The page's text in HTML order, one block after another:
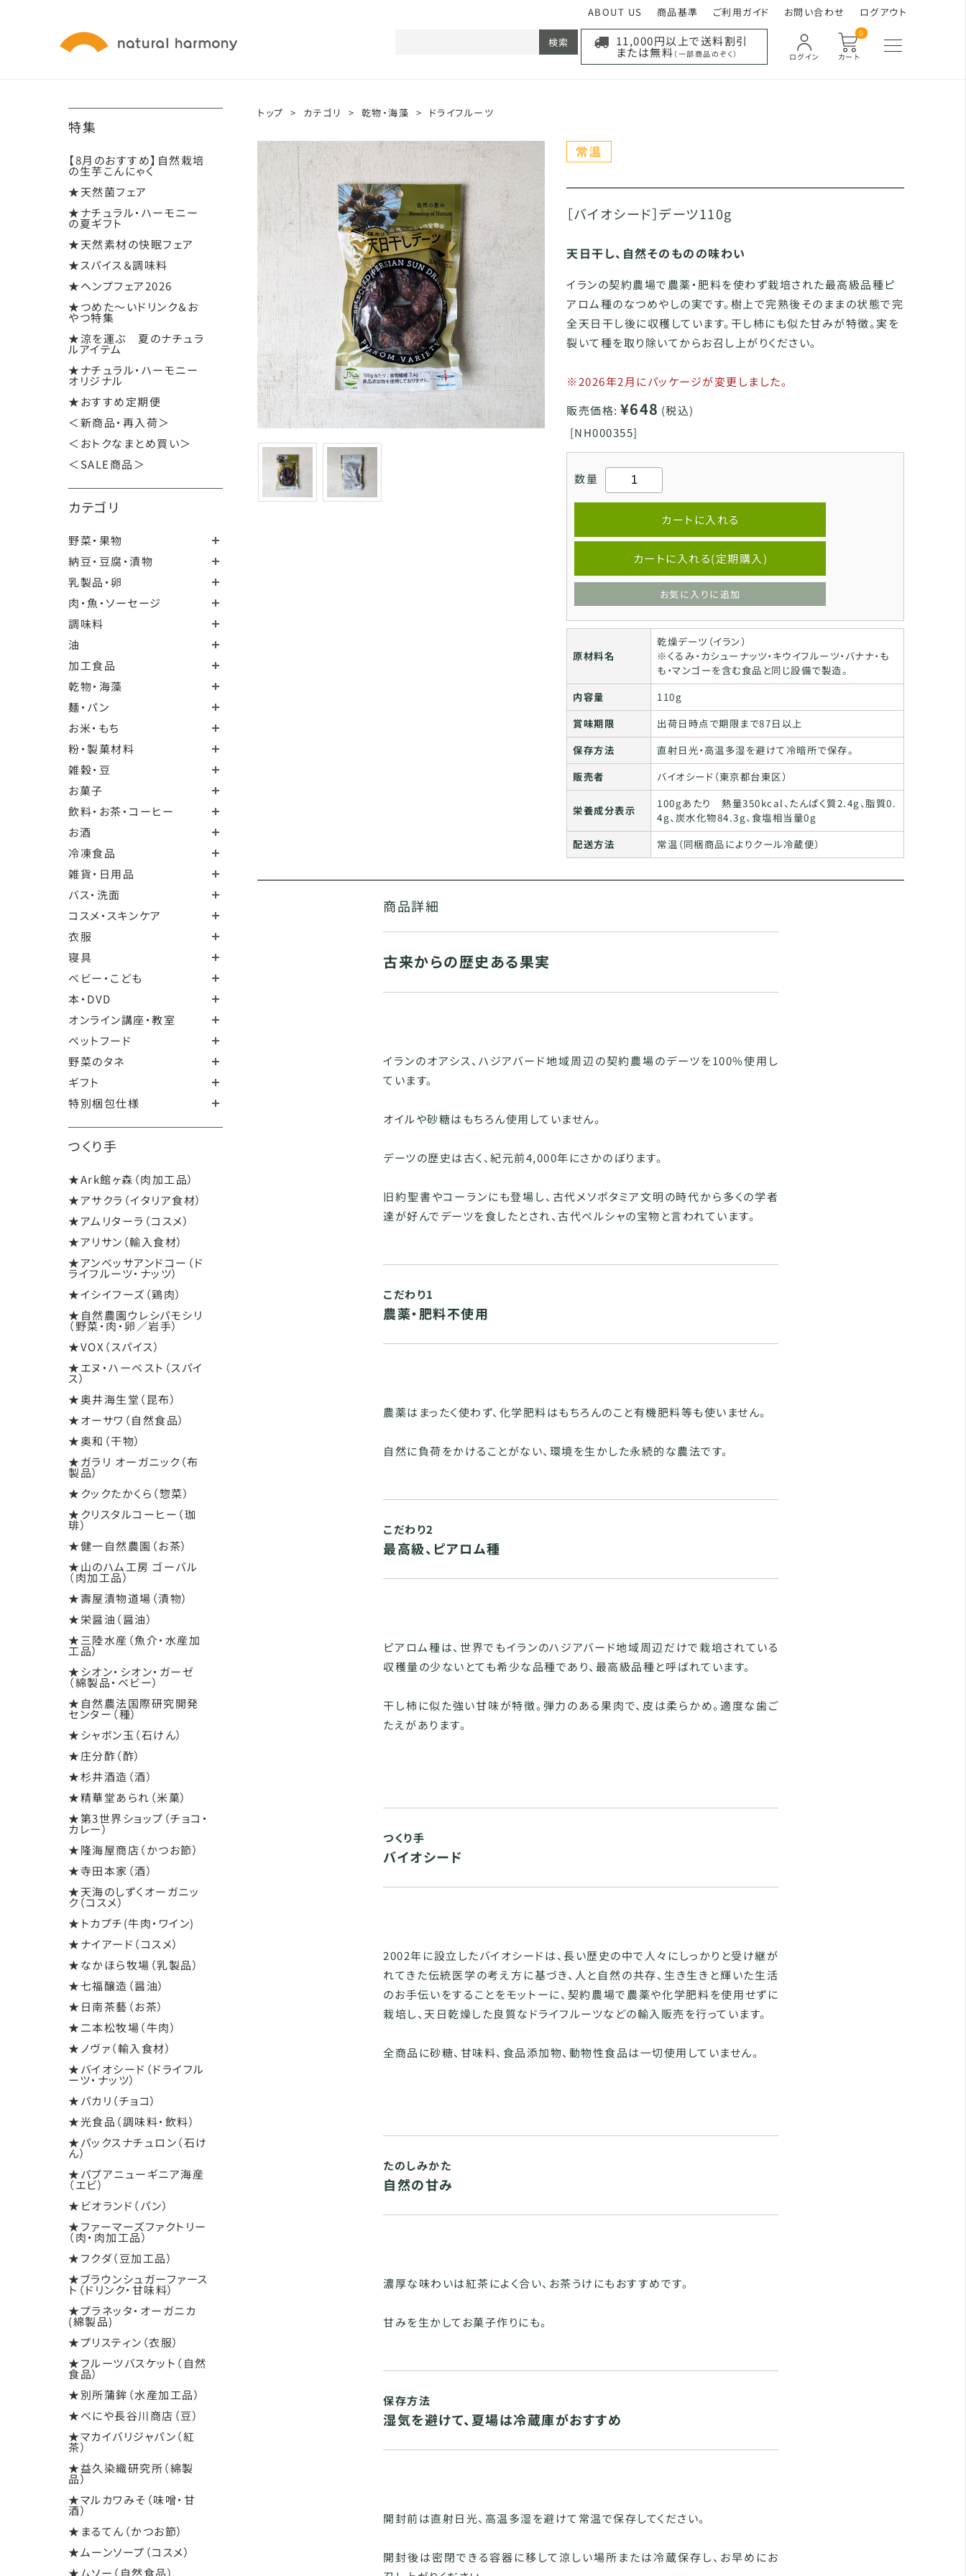
ABOUT US 商品基準 ご利用ガイド お問い合わせ ログアウト
カート
0
ログイン
11,000円以上で送料割引
または無料 （一部商品のぞく）
検索
特集
【8月のおすすめ】自然栽培
の生芋こんにゃく
★天然菌フェア
★ナチュラル・ハーモニー
の夏ギフト
★天然素材の快眠フェア
★スパイス＆調味料
★ヘンプフェア2026
★つめた～いドリンク＆お
やつ特集
★涼を運ぶ 夏のナチュラ
ルアイテム
★ナチュラル・ハーモニー
オリジナル
★おすすめ定期便
＜新商品・再入荷＞
＜おトクなまとめ買い＞
＜SALE商品＞
カテゴリ
野菜・果物
納豆・豆腐・漬物
乳製品・卵
肉・魚・ソーセージ
調味料
油
加工食品
乾物・海藻
麺・パン
お米・もち
粉・製菓材料
雑穀・豆
お菓子
飲料・お茶・コーヒー
お酒
冷凍食品
雑貨・日用品
バス・洗面
コスメ・スキンケア
衣服
寝具
ベビー・こども
本・DVD
オンライン講座・教室
ペットフード
野菜のタネ
ギフト
特別梱包仕様
つくり手
★Ark館ヶ森（肉加工品）
★アサクラ（イタリア食材）
★アムリターラ（コスメ）
★アリサン（輸入食材）
★アンベッサアンドコー（ド
ライフルーツ・ナッツ）
★イシイフーズ（鶏肉）
★自然農園ウレシパモシリ
（野菜・肉・卵／岩手）
★VOX（スパイス）
★エヌ・ハーベスト（スパイ
ス）
★奥井海生堂（昆布）
★オーサワ（自然食品）
★奥和（干物）
★ガラリ オーガニック（布
製品）
★クックたかくら（惣菜）
★クリスタルコーヒー（珈
琲）
★健一自然農園（お茶）
★山のハム工房 ゴーバル
（肉加工品）
★壽屋漬物道場（漬物）
★栄醤油（醤油）
★三陸水産（魚介・水産加
工品）
★シオン・シオン・ガーゼ
（綿製品・ベビー）
★自然農法国際研究開発
センター（種）
★シャボン玉（石けん）
★庄分酢（酢）
★杉井酒造（酒）
★精華堂あられ（米菓）
★第3世界ショップ（チョコ・
カレー）
★隆海屋商店（かつお節）
★寺田本家（酒）
★天海のしずくオーガニッ
ク（コスメ）
★トカプチ(牛肉・ワイン)
★ナイアード（コスメ）
★なかほら牧場（乳製品）
★七福醸造（醤油）
★日南茶藝（お茶）
★二本松牧場（牛肉）
★ノヴァ（輸入食材）
★バイオシード（ドライフル
ーツ・ナッツ）
★パカリ（チョコ）
★光食品（調味料・飲料）
★パックスナチュロン（石け
ん）
★パプアニューギニア海産
（エビ）
★ビオランド（パン）
★ファーマーズファクトリー
（肉・肉加工品）
★フクダ（豆加工品）
★ブラウンシュガーファース
ト（ドリンク・甘味料）
★プラネッタ・オーガニカ
(綿製品)
★プリスティン（衣服）
★フルーツバスケット（自然
食品）
★別所蒲鉾（水産加工品）
★べにや長谷川商店（豆）
★マカイバリジャパン（紅
茶）
★益久染織研究所（綿製
品）
★マルカワみそ（味噌・甘
酒）
★まるてん（かつお節）
★ムーンソープ（コスメ）
★ムソー（自然食品）
トップ > カテゴリ > 乾物・海藻 > ドライフルーツ
［バイオシード］デーツ110g
天日干し、自然そのものの味わい
イランの契約農場で農薬・肥料を使わず栽培された最高級品種ピ
アロム種のなつめやしの実です。樹上で完熟後そのままの状態で完
全天日干し後に収穫しています。干し柿にも似た甘みが特徴。実を
裂いて種を取り除いてからお召し上がりください。
※2026年2月にパッケージが変更しました。
販売価格: ¥648 (税込)
[NH000355]
数量
カートに入れる
カートに入れる(定期購入)
お気に入りに追加
原材料名
乾燥デーツ（イラン）
※くるみ・カシューナッツ・キウイフルーツ・バナナ・も
も・マンゴーを含む食品と同じ設備で製造。
内容量
110g
賞味期限
出荷日時点で期限まで87日以上
保存方法
直射日光・高温多湿を避けて冷暗所で保存。
販売者
バイオシード（東京都台東区）
栄養成分表示
100gあたり 熱量350kcal、たんぱく質2.4g、脂質0.
4g、炭水化物84.3g、食塩相当量0g
配送方法
常温（同梱商品によりクール冷蔵便）
商品詳細
古来からの歴史ある果実
イランのオアシス、ハジアバード地域周辺の契約農場のデーツを100%使用し
ています。
オイルや砂糖はもちろん使用していません。
デーツの歴史は古く、紀元前4,000年にさかのぼります。
旧約聖書やコーランにも登場し、古代メソポタミア文明の時代から多くの学者
達が好んでデーツを食したとされ、古代ペルシャの宝物と言われています。
こだわり1
農薬・肥料不使用
農薬はまったく使わず、化学肥料はもちろんのこと有機肥料等も使いません。
自然に負荷をかけることがない、環境を生かした永続的な農法です。
こだわり2
最高級、ピアロム種
ピアロム種は、世界でもイランのハジアバード地域周辺だけで栽培されている
収穫量の少ないとても希少な品種であり、最高級品種と呼ばれています。
干し柿に似た強い甘味が特徴。弾力のある果肉で、皮は柔らかめ。適度な歯ご
たえがあります。
つくり手
バイオシード
2002年に設立したバイオシードは、長い歴史の中で人々にしっかりと受け継が
れてきた伝統医学の考え方に基づき、人と自然の共存、生き生きと輝いた生活
のお手伝いをすることをモットーに、契約農場で農薬や化学肥料を使用せずに
栽培し、天日乾燥した良質なドライフルーツなどの輸入販売を行っています。
全商品に砂糖、甘味料、食品添加物、動物性食品は一切使用していません。
たのしみかた
自然の甘み
濃厚な味わいは紅茶によく合い、お茶うけにもおすすめです。
甘みを生かしてお菓子作りにも。
保存方法
湿気を避けて、夏場は冷蔵庫がおすすめ
開封前は直射日光、高温多湿を避けて常温で保存してください。
開封後は密閉できる容器に移して涼しい場所または冷蔵保存し、お早めにお